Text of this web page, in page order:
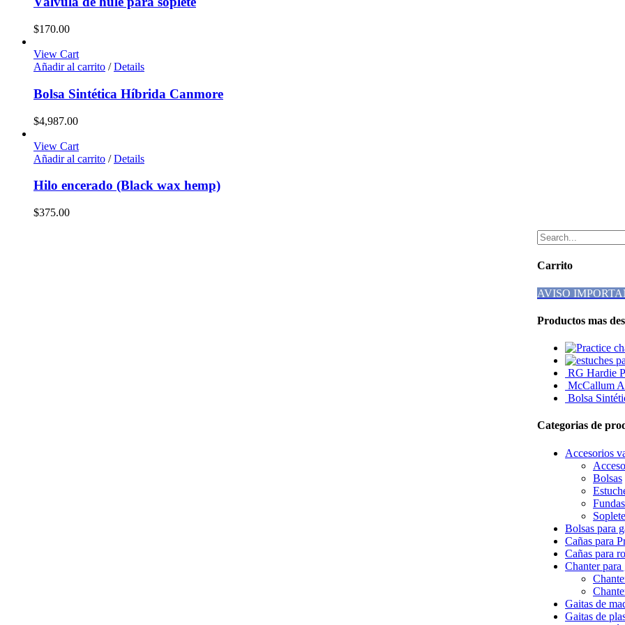
$170.00
View Cart
Añadir al carrito / Details
Bolsa Sintética Híbrida Canmore
$4,987.00
View Cart
Añadir al carrito / Details
Hilo encerado (Black wax hemp)
$375.00
Carrito
AVISO
Productos mas
RG Hardie
McCallum
Bolsa
Categorias de
Accesorios
Bolsas
Bolsas para
Cañas para
Cañas para
Chanter para
Gaitas de
Gaitas de